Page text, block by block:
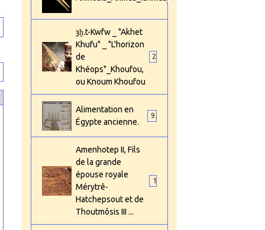
ȝḫ.t-Kwfw _ "Akhet
Khufu" _ "L'horizon
de
Khéops"_Khoufou,
ou Knoum Khoufou
Alimentation en
Égypte ancienne.
9
Amenhotep II, Fils
de la grande
épouse royale
Mérytrê-
Hatchepsout et de
Thoutmôsis III ...